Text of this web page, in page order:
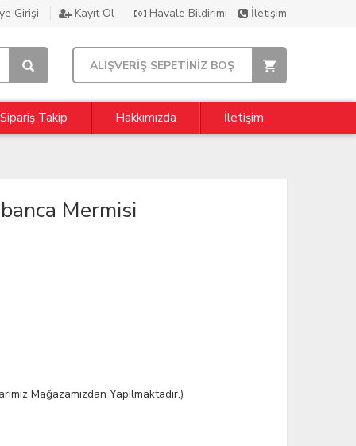
Girişi Kayıt Ol Havale Bildirimi İletişim
ALIŞVERİŞ SEPETİNİZ BOŞ
Sipariş Takip Hakkımızda İletişim
Mermisi
Mağazamızdan Yapılmaktadır.)